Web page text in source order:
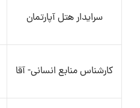
سرایدار هتل آپارتمان
کارشناس منابع انسانی- آقا